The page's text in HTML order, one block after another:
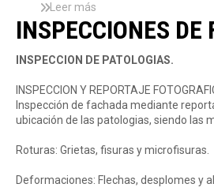
s
d
e
r
e
h
a
b
l
i
t
t
a
l
s
o
f
i
c
n
Leer más
o
b
r
e
L
i
m
p
e
z
a
INSPECCIONES DE
INSPECCION DE PATOLOGIAS.
INSPECCION Y REPORTAJE
Inspección de fachada mediante
ubicación de las patologias, siendo
Roturas: Grietas, fisuras y
Deformaciones: Flechas, desplomes